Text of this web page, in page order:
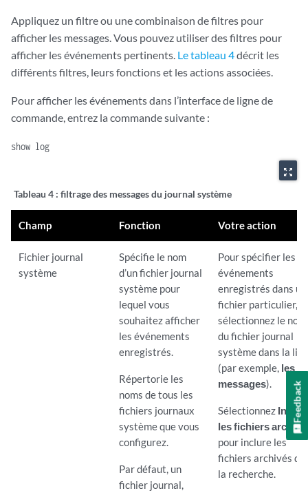
Appliquez un filtre ou une combinaison de filtres pour
afficher les messages. Vous pouvez utiliser des filtres pour
afficher les événements pertinents. Le tableau 4décrit les
différents filtres, leurs fonctions et les actions associées.
Pour afficher les événements dans l’interface de ligne de
commande, entrez la commande suivante :
show log
zoom_out_map
Tableau 4 : filtrage des messages du journal système
Champ Fonction Votre action
Fichier journal
système
Spécifie le nom
d’un fichier journal
système pour
lequel vous
souhaitez afficher
les événements
enregistrés.
Répertorie les
noms de tous les
fichiers journaux
système que vous
configurez.
Par défaut, un
fichier journal,
Pour spécifier les
événements
enregistrés dans un
fichier particulier,
sélectionnez le nom
du fichier journal
système dans la
(par exemple, les
messages).
Sélectionnez
les fichiers
pour inclure les
fichiers archivés
la recherche.
Feedback